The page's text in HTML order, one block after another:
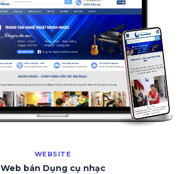
WEBSITE
Web bán Dụng cụ nhạc